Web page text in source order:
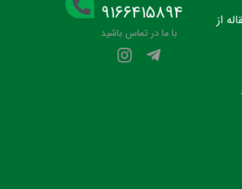
از
۹۱۶۶۴۱۵۸۹۴
با ما در تماس باشید